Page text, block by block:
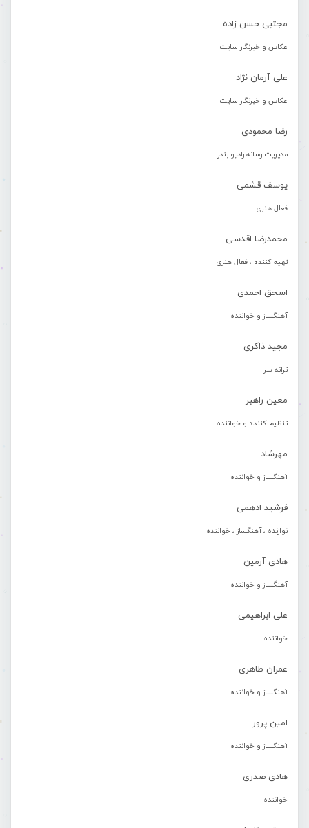
مجتبی حسن زاده
عکاس و خبرنگار سایت
علی آرمان نژاد
عکاس و خبرنگار سایت
رضا محمودی
مدیریت رسانه رادیو بندر
یوسف قشمی
فعال هنری
محمدرضا اقدسی
تهیه کننده ، فعال هنری
اسحق احمدی
آهنگساز و خواننده
مجید ذاکری
ترانه سرا
معین راهبر
تنظیم کننده و خواننده
مهرشاد
آهنگساز و خواننده
فرشید ادهمی
نوازنده ، آهنگساز ، خواننده
هادی آرمین
آهنگساز و خواننده
علی ابراهیمی
خواننده
عمران طاهری
آهنگساز و خواننده
امین پرور
آهنگساز و خواننده
هادی صدری
خواننده